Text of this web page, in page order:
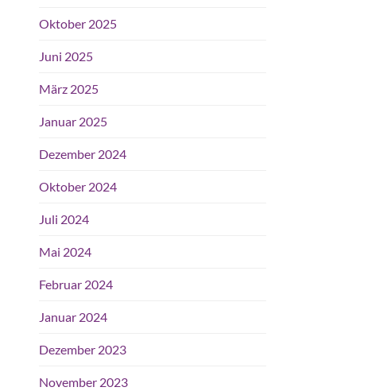
Oktober 2025
Juni 2025
März 2025
Januar 2025
Dezember 2024
Oktober 2024
Juli 2024
Mai 2024
Februar 2024
Januar 2024
Dezember 2023
November 2023